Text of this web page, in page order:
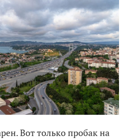
Вот только пробак на